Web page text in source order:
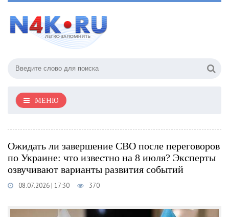
МЕНЮ
Ожидать ли завершение СВО после переговоров
по Украине: что известно на 8 июля? Эксперты
озвучивают варианты развития событий
08.07.2026 | 17:30 370